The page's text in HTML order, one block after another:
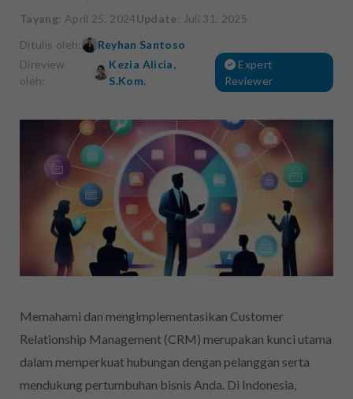
Tayang: April 25, 2024Update: Juli 31, 2025
Ditulis oleh:
Reyhan Santoso
Direview
oleh:
Kezia Alicia,
S.Kom.
Expert
Reviewer
Memahami dan mengimplementasikan Customer
Relationship Management (CRM) merupakan kunci utama
dalam memperkuat hubungan dengan pelanggan serta
mendukung pertumbuhan bisnis Anda. Di Indonesia,